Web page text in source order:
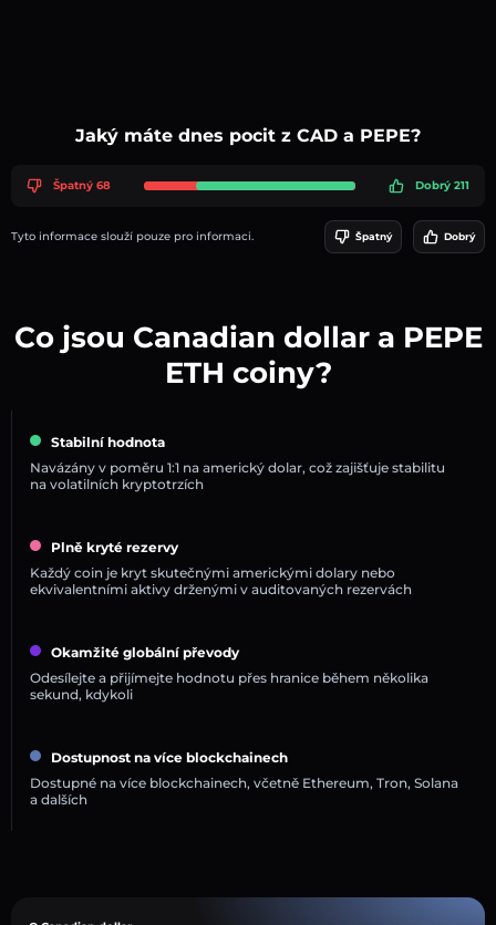
Jaký máte dnes pocit z CAD a PEPE?
Špatný 68 Dobrý 211
Tyto informace slouží pouze pro informaci. Špatný Dobrý
Co jsou Canadian dollar a PEPE
ETH coiny?
Stabilní hodnota
Navázány v poměru 1:1 na americký dolar, což zajišťuje stabilitu
na volatilních kryptotrzích
Plně kryté rezervy
Každý coin je kryt skutečnými americkými dolary nebo
ekvivalentními aktivy drženými v auditovaných rezervách
Okamžité globální převody
Odesílejte a přijímejte hodnotu přes hranice během několika
sekund, kdykoli
Dostupnost na více blockchainech
Dostupné na více blockchainech, včetně Ethereum, Tron, Solana
a dalších